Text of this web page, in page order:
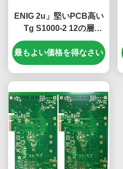
ENIG 2u」堅いPCB高い
Tg S1000-2 12の層
2.5mmの緑の白
最もよい価格を得なさい